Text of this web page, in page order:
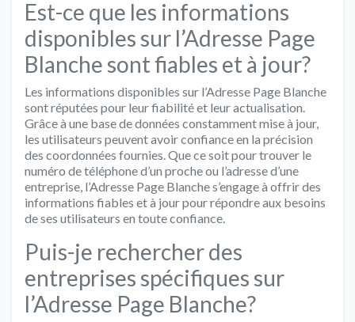
Est-ce que les informations
disponibles sur l’Adresse Page
Blanche sont fiables et à jour?
Les informations disponibles sur l’Adresse Page Blanche
sont réputées pour leur fiabilité et leur actualisation.
Grâce à une base de données constamment mise à jour,
les utilisateurs peuvent avoir confiance en la précision
des coordonnées fournies. Que ce soit pour trouver le
numéro de téléphone d’un proche ou l’adresse d’une
entreprise, l’Adresse Page Blanche s’engage à offrir des
informations fiables et à jour pour répondre aux besoins
de ses utilisateurs en toute confiance.
Puis-je rechercher des
entreprises spécifiques sur
l’Adresse Page Blanche?